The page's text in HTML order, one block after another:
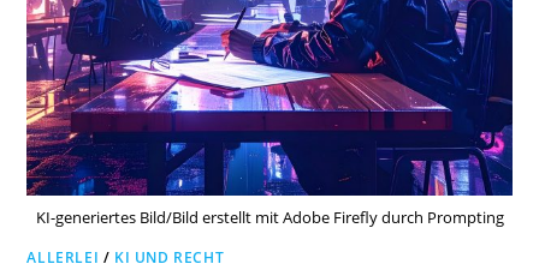
KI-generiertes Bild/Bild erstellt mit Adobe Firefly durch Prompting
ALLERLEI / KI UND RECHT